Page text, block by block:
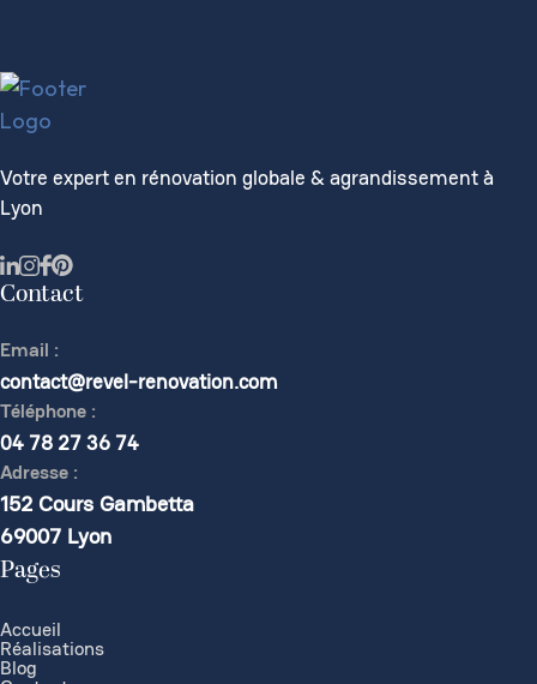
Votre expert en rénovation globale & agrandissement à
Lyon
Contact
Email :
contact@revel-renovation.com
Téléphone :
04 78 27 36 74
Adresse :
152 Cours Gambetta
69007 Lyon
Pages
Accueil
Réalisations
Blog